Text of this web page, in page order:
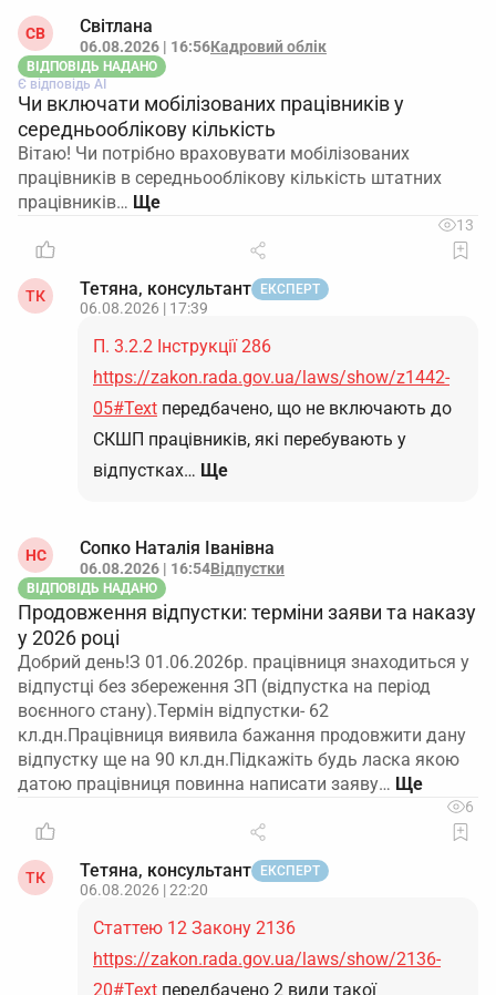
СВ Світлана
06.08.2026 | 16:56Кадровий облік
ВІДПОВІДЬ НАДАНО
Є відповідь АІ
Чи включати мобілізованих працівників у
середньооблікову кількість
Вітаю! Чи потрібно враховувати мобілізованих
працівників в середньооблікову кількість штатних
працівників…
13
ТК Тетяна, консультант ЕКСПЕРТ
06.08.2026 | 17:39
П. 3.2.2 Інструкції 286
https://zakon.rada.gov.ua/laws/show/z1442-
05#Text передбачено, що не включають до
СКШП працівників, які перебувають у
відпустках… Ще
НС Сопко Наталія Іванівна
06.08.2026 | 16:54Відпустки
ВІДПОВІДЬ НАДАНО
Продовження відпустки: терміни заяви та наказу
у 2026 році
Добрий день!З 01.06.2026р. працівниця знаходиться у
відпустці без збереження ЗП (відпустка на період
воєнного стану).Термін відпустки- 62
кл.дн.Працівниця виявила бажання продовжити дану
відпустку ще на 90 кл.дн.Підкажіть будь ласка якою
датою працівниця повинна написати заяву…
6
ТК Тетяна, консультант ЕКСПЕРТ
06.08.2026 | 22:20
Статтею 12 Закону 2136
https://zakon.rada.gov.ua/laws/show/2136-
20#Text передбачено 2 види такої